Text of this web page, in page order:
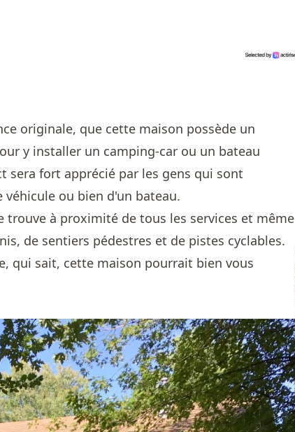
originale, que cette maison possède un
y installer un camping-car ou un bateau
sera fort apprécié par les gens qui sont
ou bien d'un bateau.
trouve à proximité de tous les services et même
de sentiers pédestres et de pistes cyclables.
qui sait, cette maison pourrait bien vous